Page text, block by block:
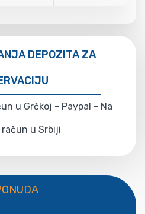
DEPOZITA ZA
u Grčkoj - Paypal - Na
u Srbiji